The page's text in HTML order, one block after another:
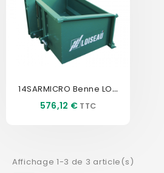
14SARMICRO Benne LOISEAU
Prix
576,12 €
Affichage 1-3 de 3 article(s)